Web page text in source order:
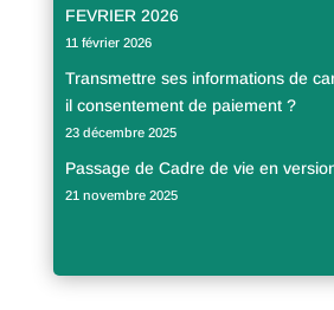
FEVRIER 2026
11 février 2026
Transmettre ses informations de
il consentement de paiement ?
23 décembre 2025
Passage de Cadre de vie en
21 novembre 2025